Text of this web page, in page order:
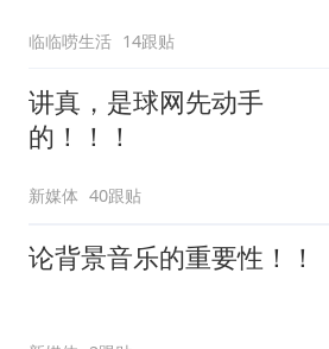
临临唠生活 14跟贴
讲真，是球网先动手
的！！！
新媒体 40跟贴
论背景音乐的重要性！！